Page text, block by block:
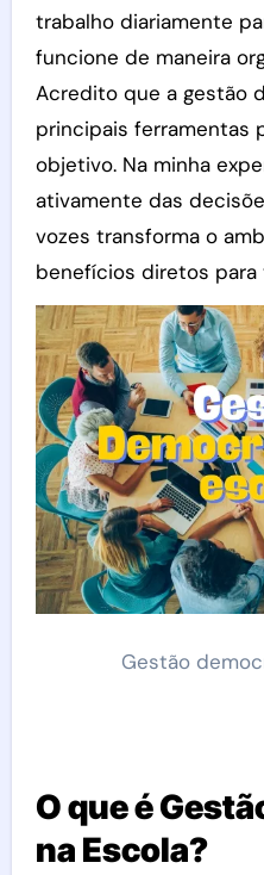
trabalho diariamente
funcione de maneira
Acredito que a gestão
principais ferramentas
objetivo. Na minha
ativamente das
vozes transforma o
benefícios diretos
Gestão
O que é
na Escola?